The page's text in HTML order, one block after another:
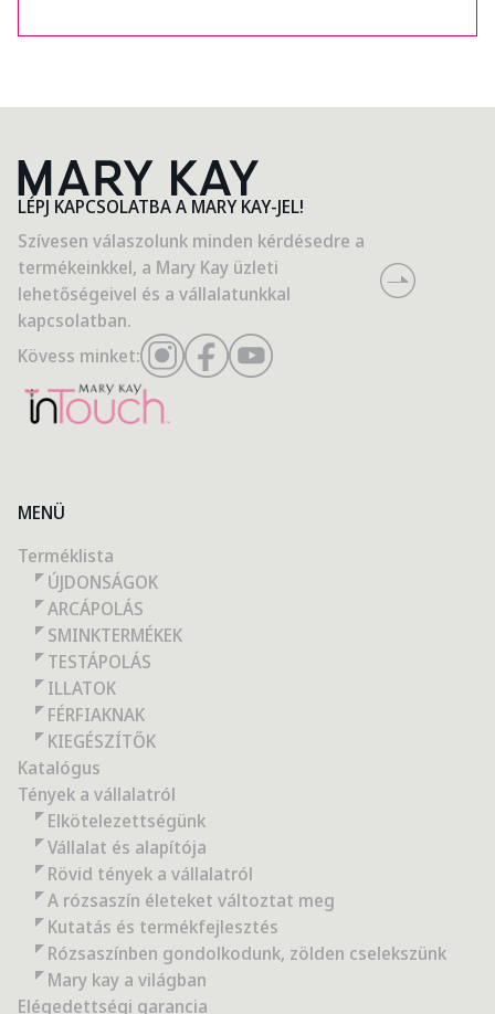
LÉPJ KAPCSOLATBA A MARY KAY-JEL!
Szívesen válaszolunk minden kérdésedre a
termékeinkkel, a Mary Kay üzleti
lehetőségeivel és a vállalatunkkal
kapcsolatban.
Kövess minket:
MENÜ
Terméklista
ÚJDONSÁGOK
ARCÁPOLÁS
SMINKTERMÉKEK
TESTÁPOLÁS
ILLATOK
FÉRFIAKNAK
KIEGÉSZÍTŐK
Katalógus
Tények a vállalatról
Elkötelezettségünk
Vállalat és alapítója
Rövid tények a vállalatról
A rózsaszín életeket változtat meg
Kutatás és termékfejlesztés
Rózsaszínben gondolkodunk, zölden cselekszünk
Mary kay a világban
Elégedettségi garancia